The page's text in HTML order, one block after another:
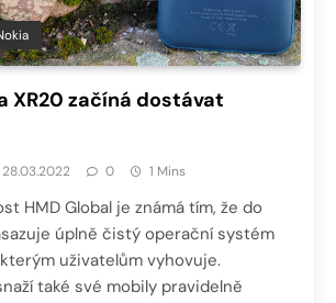
XR20 začíná dostávat
28.03.2022 0 1 Mins
HMD Global je známá tím, že do
úplně čistý operační systém
uživatelům vyhovuje.
také své mobily pravidelně